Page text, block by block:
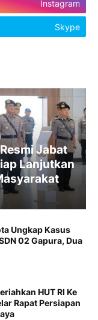
Instagram
Skype
Jabat
Lanjutkan
Ungkap Kasus
02 Gapura, Dua
HUT RI Ke
Rapat Persiapan